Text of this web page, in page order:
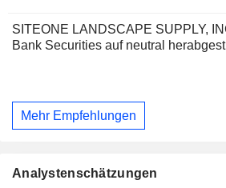
SITEONE LANDSCAPE SUPPLY,
Bank Securities auf neutral
Mehr Empfehlungen
Analystenschätzungen